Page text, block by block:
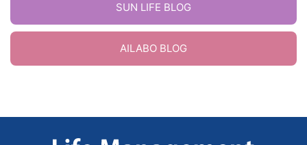
SUN LIFE BLOG
AILABO BLOG